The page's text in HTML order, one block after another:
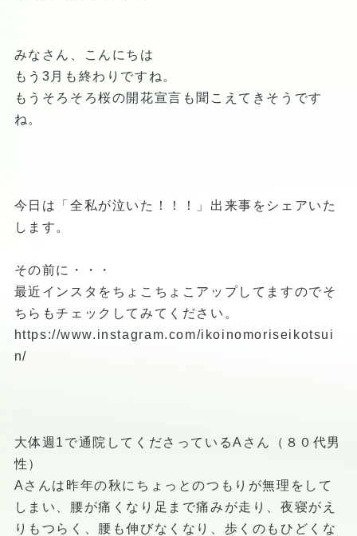
みなさん、こんにちは
もう3月も終わりですね。
もうそろそろ桜の開花宣言も聞こえてきそうです
ね。
今日は「全私が泣いた！！！」出来事をシェアいた
します。
その前に・・・
最近インスタをちょこちょこアップしてますのでそ
ちらもチェックしてみてください。
https://www.instagram.com/ikoinomoriseikotsui
n/
大体週1で通院してくださっているAさん（８０代男
性）
Aさんは昨年の秋にちょっとのつもりが無理をして
しまい、腰が痛くなり足まで痛みが走り、夜寝がえ
りもつらく、腰も伸びなくなり、歩くのもひどくな